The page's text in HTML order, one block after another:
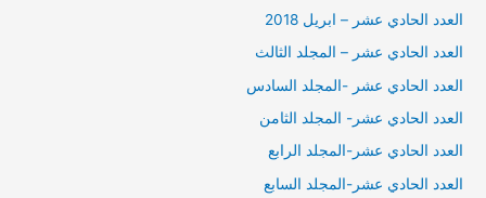
العدد الحادي عشر – ابريل 2018
العدد الحادي عشر – المجلد الثالث
العدد الحادي عشر -المجلد السادس
العدد الحادي عشر- المجلد الثامن
العدد الحادي عشر-المجلد الرابع
العدد الحادي عشر-المجلد السابع